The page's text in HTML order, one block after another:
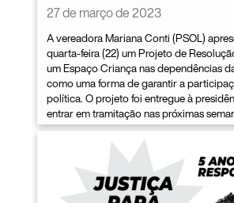
27 de março de 2023
A vereadora Mariana Conti (PSOL)
quarta-feira (22) um Projeto de
um Espaço Criança nas dependências
como uma forma de garantir a
política. O projeto foi entregue à
entrar em tramitação nas próximas